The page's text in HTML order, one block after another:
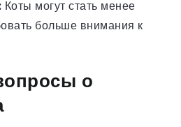
Коты могут стать менее
больше внимания к
о